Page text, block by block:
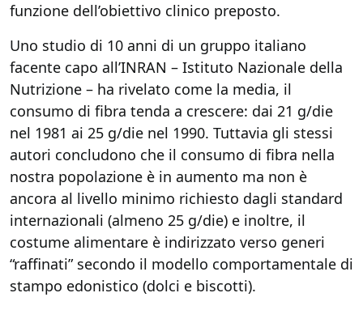
funzione dell’obiettivo clinico preposto.
Uno studio di 10 anni di un gruppo italiano
facente capo all’INRAN – Istituto Nazionale della
Nutrizione – ha rivelato come la media, il
consumo di fibra tenda a crescere: dai 21 g/die
nel 1981 ai 25 g/die nel 1990. Tuttavia gli stessi
autori concludono che il consumo di fibra nella
nostra popolazione è in aumento ma non è
ancora al livello minimo richiesto dagli standard
internazionali (almeno 25 g/die) e inoltre, il
costume alimentare è indirizzato verso generi
“raffinati” secondo il modello comportamentale di
stampo edonistico (dolci e biscotti).